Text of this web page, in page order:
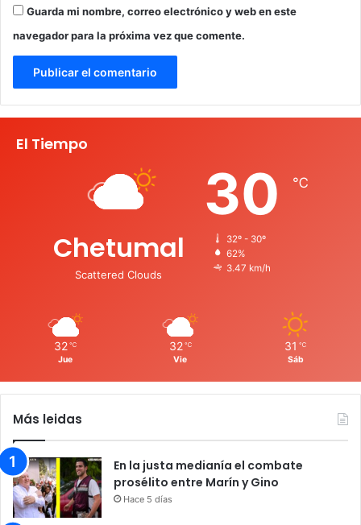
Guarda mi nombre, correo electrónico y web en este
navegador para la próxima vez que comente.
El Tiempo
Chetumal
Scattered Clouds
30 ℃
32º - 30º
62%
3.47 km/h
32 ℃
Jue
32 ℃
Vie
31 ℃
Sáb
Más leidas
En la justa medianía el combate
prosélito entre Marín y Gino
Hace 5 días